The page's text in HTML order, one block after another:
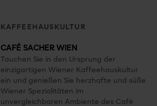
KAFFEEHAUSKULTUR
CAFÉ SACHER WIEN
Tauchen Sie in den Ursprung der
einzigartigen Wiener Kaffeehauskultur
ein und genießen Sie herzhafte und süße
Wiener Spezialitäten im
unvergleichbaren Ambiente des Café